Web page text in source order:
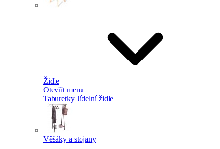
Židle
Otevřít menu
Taburetky Jídelní židle
Věšáky a stojany